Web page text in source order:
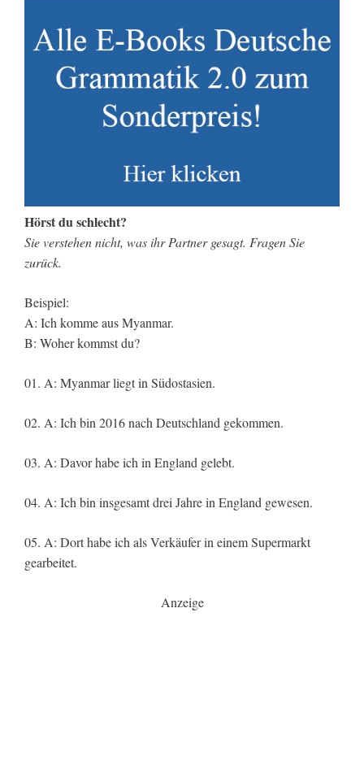
Hörst du schlecht?
Sie verstehen nicht, was ihr Partner gesagt. Fragen Sie
zurück.
Beispiel:
A: Ich komme aus Myanmar.
B: Woher kommst du?
01. A: Myanmar liegt in Südostasien.
02. A: Ich bin 2016 nach Deutschland gekommen.
03. A: Davor habe ich in England gelebt.
04. A: Ich bin insgesamt drei Jahre in England gewesen.
05. A: Dort habe ich als Verkäufer in einem Supermarkt
gearbeitet.
Anzeige